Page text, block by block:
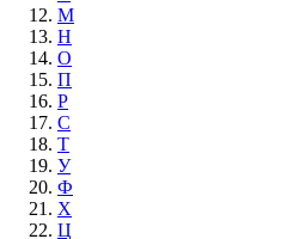
М
Н
О
П
Р
С
Т
У
Ф
Х
Ц